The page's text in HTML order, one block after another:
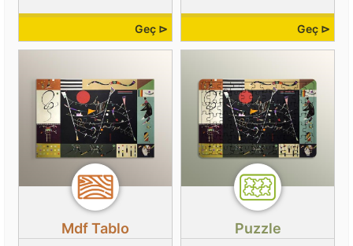
Geç ⊳ Geç ⊳
Mdf Tablo Puzzle